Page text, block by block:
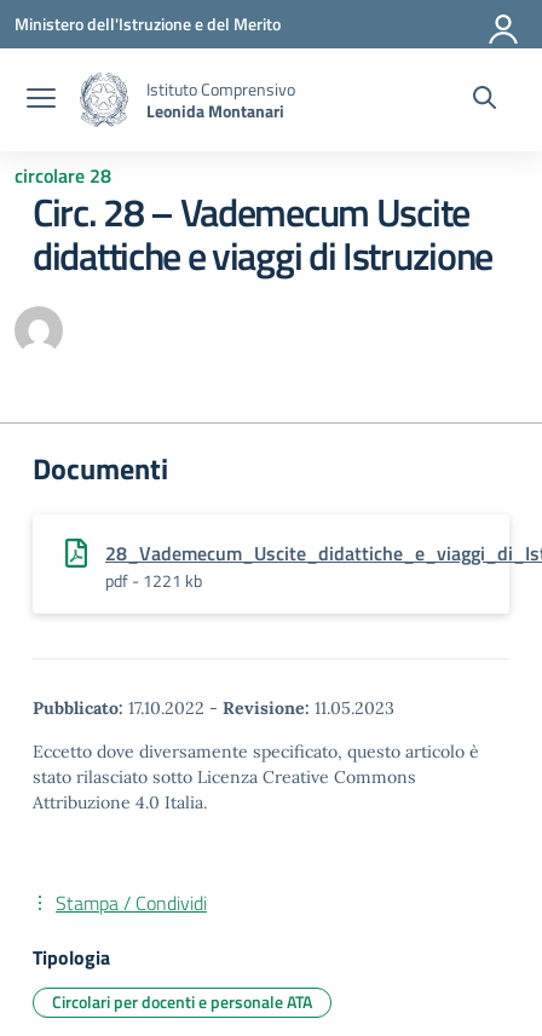
Vai ai contenuti
Vai al menu di navigazione
Vai al footer
Ministero dell'Istruzione e del Merito
Istituto Comprensivo
Leonida Montanari
circolare 28
Circ. 28 – Vademecum Uscite
didattiche e viaggi di Istruzione
Documenti
pdf - 1221 kb
Pubblicato: 17.10.2022 - Revisione: 11.05.2023
Eccetto dove diversamente specificato, questo articolo è
stato rilasciato sotto Licenza Creative Commons
Attribuzione 4.0 Italia.
Stampa / Condividi
Tipologia
Circolari per docenti e personale ATA